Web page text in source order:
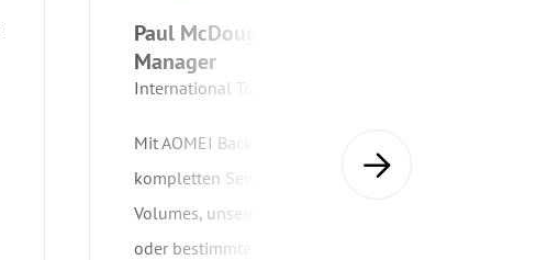
Paul McDougald, IT & Infrastruktur
Manager
International Tropical Timber Organization
Mit AOMEI Backupper können wir unsere
kompletten Server-Volumes, ausgewählte
Volumes, unsere Finanzierungsanwendungen
oder bestimmte Dateien und Ordner ganz